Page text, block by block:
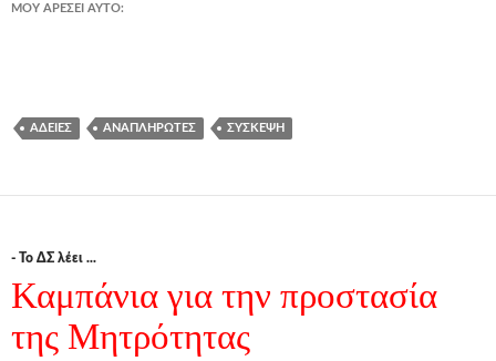
ΜΟΥ ΑΡΈΣΕΙ ΑΥΤΌ:
ΆΔΕΙΕΣ ΑΝΑΠΛΗΡΩΤΈΣ ΣΎΣΚΕΨΗ
- Το ΔΣ λέει ...
Καμπάνια για την προστασία
της Μητρότητας